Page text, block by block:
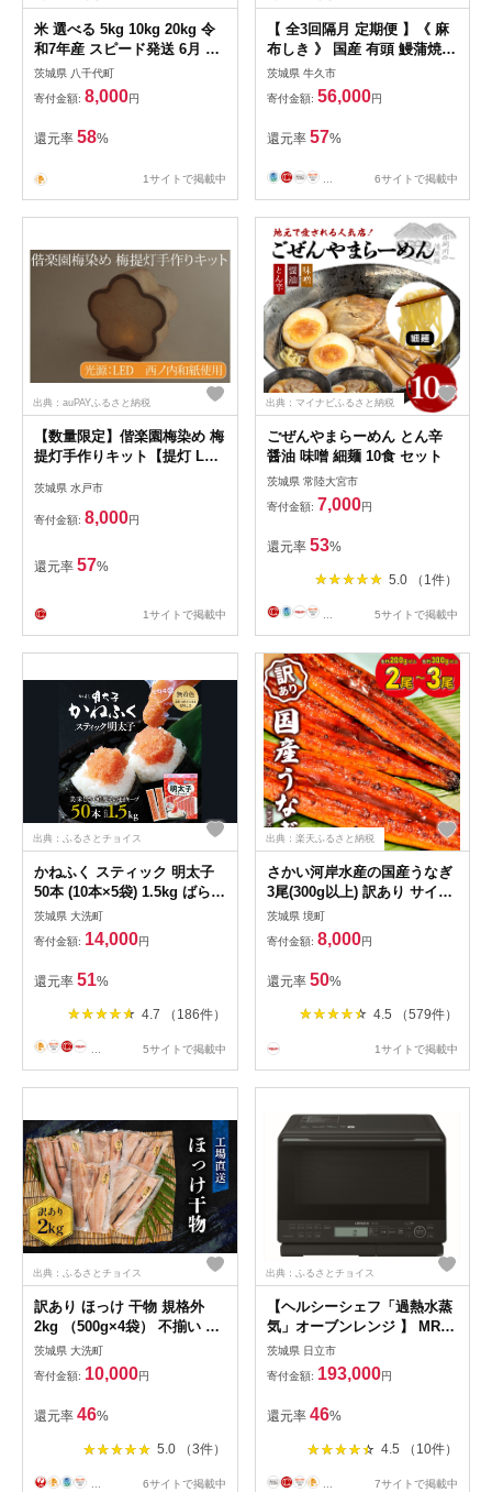
米 選べる 5kg 10kg 20kg 令
和7年産 スピード発送 6月 7
月 白米 精米
茨城県 八千代町
寄付金額: 8,000円
還元率 58%
1サイトで掲載中
【 全3回隔月 定期便 】《 麻
布しき 》 国産 有頭 鰻蒲焼 ×
2尾 (計 6尾 ) うなぎ ウナギ
冷凍 蒲焼き かばやき たれ焼
き 土用 丑の日 食べきり 父の
日 土用の丑の日 [DJ014us]
茨城県 牛久市
寄付金額: 56,000円
還元率 57%
6サイトで掲載中
出典：auPAYふるさと納税
【数量限定】偕楽園梅染め 梅
提灯手作りキット【提灯 LED
明 茨城県 水戸市 水戸 風鈴提
灯 手作りキット 手作り 梅染
茨城県 水戸市
寄付金額: 8,000円
還元率 57%
1サイトで掲載中
出典：マイナビふるさと納税
ごぜんやまらーめん とん辛
醤油 味噌 細麺 10食 セット
茨城県 常陸大宮市
寄付金額: 7,000円
還元率 53%
5.0 （1件）
5サイトで掲載中
出典：ふるさとチョイス
かねふく スティック 明太子
50本 (10本×5袋) 1.5kg ばらこ
個包装 無着色 茨城 大洗 めん
たいパーク めんたいこ チュ
ーブ 冷凍 パスタ スパゲッテ
ィー おにぎり 小分け 使い切
り 家庭用 調味料
茨城県 大洗町
寄付金額: 14,000円
還元率 51%
4.7 （186件）
5サイトで掲載中
出典：楽天ふるさと納税
さかい河岸水産の国産うなぎ
3尾(300g以上) 訳あり サイズ
不揃い
茨城県 境町
寄付金額: 8,000円
還元率 50%
4.5 （579件）
1サイトで掲載中
出典：ふるさとチョイス
訳あり ほっけ 干物 規格外
2kg （500g×4袋） 不揃い 傷
訳アリ わけあり 業務用 冷凍
海鮮 魚介類 魚 さかな 工場直
送
茨城県 大洗町
寄付金額: 10,000円
還元率 46%
5.0 （3件）
... 6サイトで掲載中
出典：ふるさとチョイス
【ヘルシーシェフ「過熱水蒸
気」オーブンレンジ 】 MRO-
S8D(K)【 HITACHI 日立 家電
電子レンジ オーブンレンジ
茨城県 日立市 】
茨城県 日立市
寄付金額: 193,000円
還元率 46%
4.5 （10件）
... 7サイトで掲載中